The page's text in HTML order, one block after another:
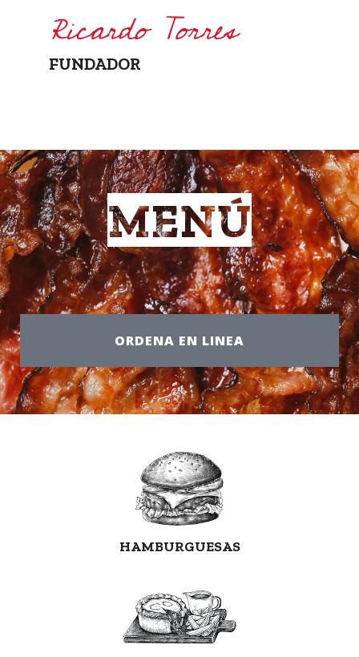
Ricardo Torres
FUNDADOR
MENÚ
ORDENA EN LINEA
HAMBURGUESAS